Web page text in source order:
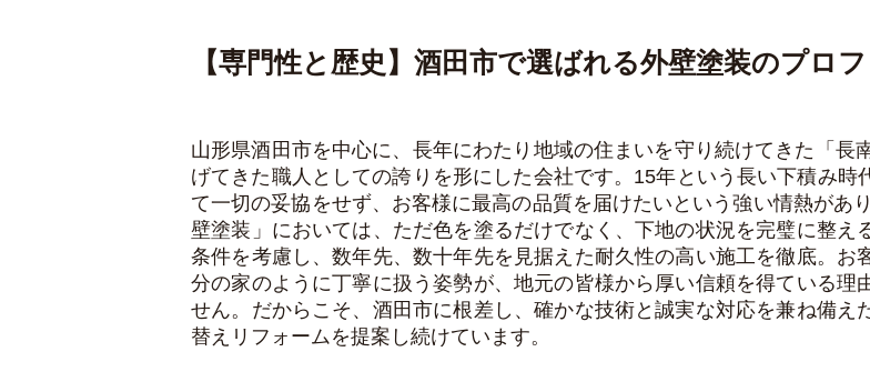
【専門性と歴史】酒田市で選ばれる外壁塗装のプロ
山形県酒田市を中心に、長年にわたり地域の住まいを守り続けてきた「長
げてきた職人としての誇りを形にした会社です。15年という長い下積み
て一切の妥協をせず、お客様に最高の品質を届けたいという強い情熱があ
壁塗装」においては、ただ色を塗るだけでなく、下地の状況を完璧に整
条件を考慮し、数年先、数十年先を見据えた耐久性の高い施工を徹底。お
分の家のように丁寧に扱う姿勢が、地元の皆様から厚い信頼を得ている理
せん。だからこそ、酒田市に根差し、確かな技術と誠実な対応を兼ね備え
替えリフォームを提案し続けています。